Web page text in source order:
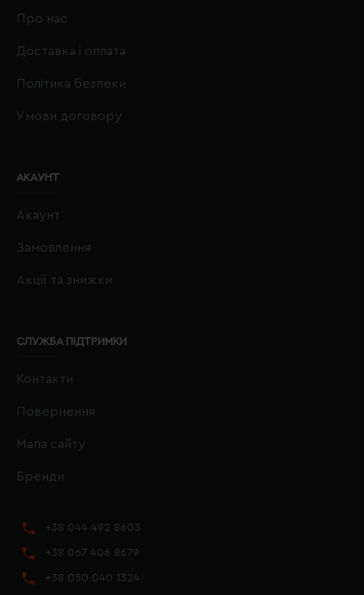
Про нас
Доставка і оплата
Політика безпеки
Умови договору
АКАУНТ
Акаунт
Замовлення
Акції та знижки
СЛУЖБА ПІДТРИМКИ
Контакти
Повернення
Мапа сайту
Бренди
+38 044 492 8603
+38 067 406 8679
+38 050 040 1324